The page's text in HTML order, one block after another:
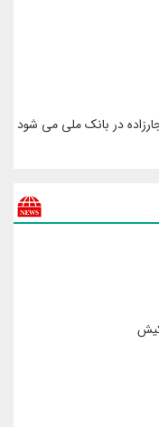
در بانک ملی می شود
کیش